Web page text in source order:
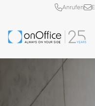
Schnellzugriff
Anrufen